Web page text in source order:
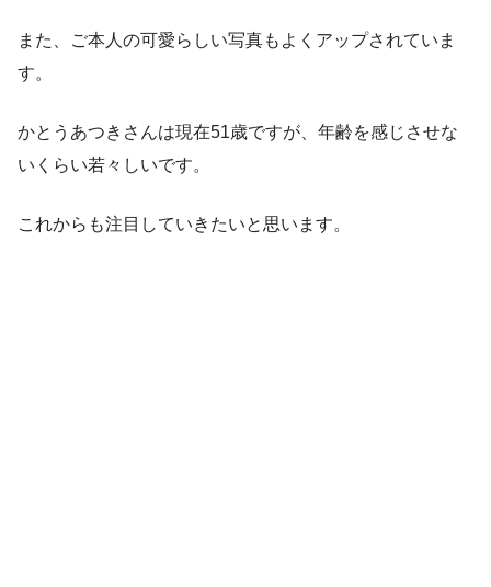
また、ご本人の可愛らしい写真もよくアップされていま
す。
かとうあつきさんは現在51歳ですが、年齢を感じさせな
いくらい若々しいです。
これからも注目していきたいと思います。